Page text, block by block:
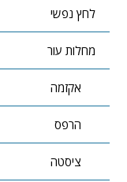
לחץ נפשי
מחלות עור
אקזמה
הרפס
ציסטה